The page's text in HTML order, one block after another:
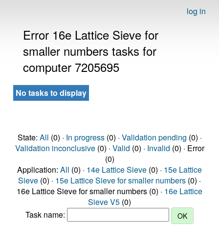
log in
Error 16e Lattice Sieve for
smaller numbers tasks for
computer 7205695
No tasks to display
State: All (0) · In progress(0) · Validation pending (0) ·
Validation inconclusive(0) · Valid (0) · Invalid (0) · Error
(0)
Application: All (0) · 14e Lattice Sieve (0) · 15e Lattice
Sieve (0) · 15e Lattice Sieve for smaller numbers (0) ·
16e Lattice Sieve for smaller numbers (0) · 16e Lattice
Sieve V5 (0)
Task name: